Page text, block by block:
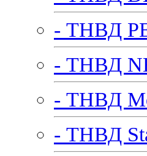
- ТНВД
- ТНВД
- ТНВД
- ТНВД